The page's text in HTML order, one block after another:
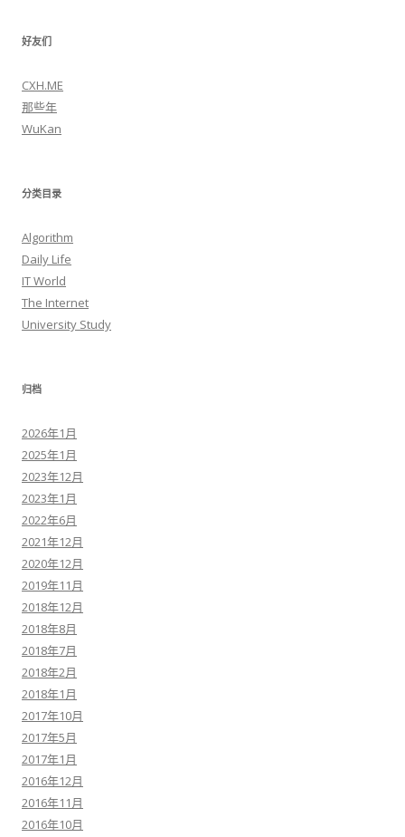
好友们
CXH.ME
那些年
WuKan
分类目录
Algorithm
Daily Life
IT World
The Internet
University Study
归档
2026年1月
2025年1月
2023年12月
2023年1月
2022年6月
2021年12月
2020年12月
2019年11月
2018年12月
2018年8月
2018年7月
2018年2月
2018年1月
2017年10月
2017年5月
2017年1月
2016年12月
2016年11月
2016年10月